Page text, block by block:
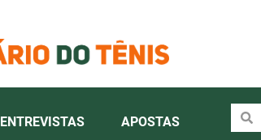
ENTREVISTAS APOSTAS